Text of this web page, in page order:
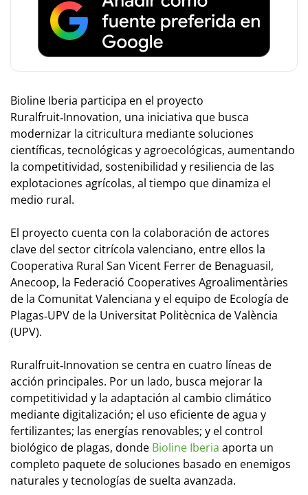
Bioline Iberia participa en el proyecto
Ruralfruit‑Innovation, una iniciativa que busca
modernizar la citricultura mediante soluciones
científicas, tecnológicas y agroecológicas, aumentando
la competitividad, sostenibilidad y resiliencia de las
explotaciones agrícolas, al tiempo que dinamiza el
medio rural.
El proyecto cuenta con la colaboración de actores
clave del sector citrícola valenciano, entre ellos la
Cooperativa Rural San Vicent Ferrer de Benaguasil,
Anecoop, la Federació Cooperatives Agroalimentàries
de la Comunitat Valenciana y el equipo de Ecología de
Plagas‑UPV de la Universitat Politècnica de València
(UPV).
Ruralfruit‑Innovation se centra en cuatro líneas de
acción principales. Por un lado, busca mejorar la
competitividad y la adaptación al cambio climático
mediante digitalización; el uso eficiente de agua y
fertilizantes; las energías renovables; y el control
biológico de plagas, donde Bioline Iberia aporta un
completo paquete de soluciones basado en enemigos
naturales y tecnologías de suelta avanzada.